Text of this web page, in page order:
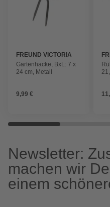
FREUND VICTORIA
Gartenhacke, BxL: 7 x
24 cm, Metall
9,99 €
Newsletter:
machen wir
einem